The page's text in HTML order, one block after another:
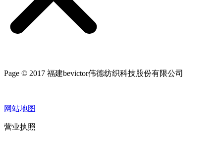
Page © 2017 福建bevictor伟德纺织科技股份有限公司
网站地图
营业执照